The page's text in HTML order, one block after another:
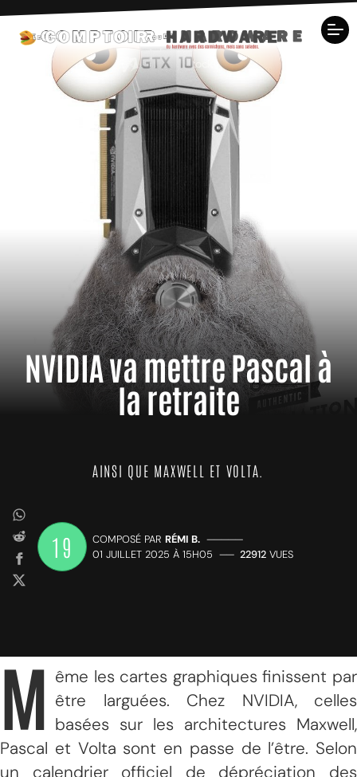
NVIDIA va mettre Pascal à
la retraite
AINSI QUE MAXWELL ET VOLTA.
19 COMPOSÉ PAR RÉMI B. —————
01 JUILLET 2025 À 15H05 —— 22912 VUES
M ême les cartes graphiques finissent par
être larguées. Chez NVIDIA, celles
basées sur les architectures Maxwell,
Pascal et Volta sont en passe de l’être. Selon
un calendrier officiel de dépréciation des